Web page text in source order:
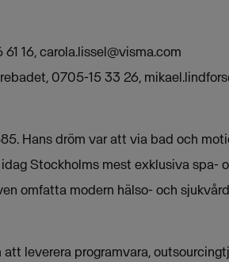
16,carola.lissel@visma.com
0705-15 33 26,
Hans dröm var att via bad och
Stockholms mest exklusiva spa-
omfatta modern hälso- och
leverera programvara,